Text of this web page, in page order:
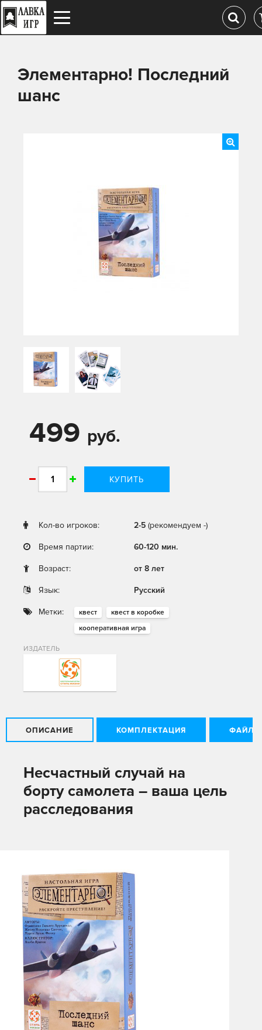
Элементарно! Последний
шанс
499 руб.
КУПИТЬ
Кол-во игроков: 2-5 (рекомендуем -)
Время партии: 60-120 мин.
Возраст: от 8 лет
Язык: Русский
Метки: квест
квест в коробке
кооперативная игра
ИЗДАТЕЛЬ
ОПИСАНИЕ КОМПЛЕКТАЦИЯ ФАЙЛЫ
Несчастный случай на
борту самолета – ваша цель
расследования